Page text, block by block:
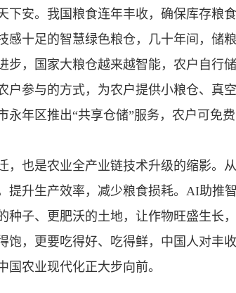
下安。我国粮食连年丰收，确保库存粮
感十足的智慧绿色粮仓，几十年间，储
步，国家大粮仓越来越智能，农户自行
户参与的方式，为农户提供小粮仓、真
永年区推出“共享仓储”服务，农户可免
，也是农业全产业链技术升级的缩影。
提升生产效率，减少粮食损耗。AI助推
子、更肥沃的土地，让作物旺盛生长，
饱，更要吃得好、吃得鲜，中国人对丰
国农业现代化正大步向前。